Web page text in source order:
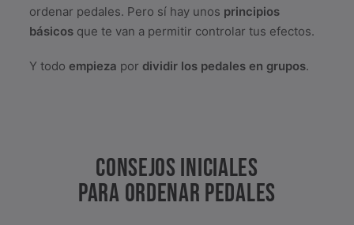
ordenar pedales. Pero sí hay unos principios
básicos que te van a permitir controlar tus efectos.
Y todo empieza por dividir los pedales en grupos.
CONSEJOS INICIALES
PARA ORDENAR PEDALES